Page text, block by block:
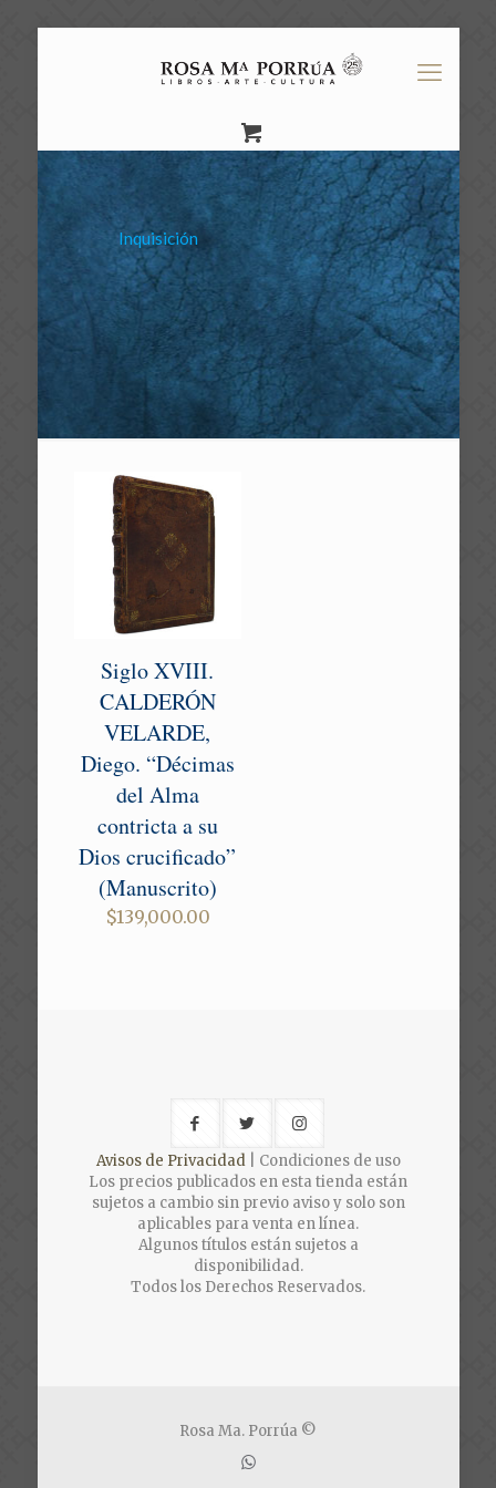
Inquisición
Siglo XVIII.
CALDERÓN
VELARDE,
Diego. “Décimas
del Alma
contricta a su
Dios crucificado”
(Manuscrito)
$139,000.00
Avisos de Privacidad| Condiciones de uso
Los precios publicados en esta tienda están
sujetos a cambio sin previo aviso y solo son
aplicables para venta en línea.
Algunos títulos están sujetos a
disponibilidad.
Todos los Derechos Reservados.
Rosa Ma. Porrúa ©